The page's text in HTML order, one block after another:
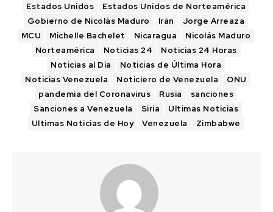
Estados Unidos
Estados Unidos de Norteamérica
Gobierno de Nicolás Maduro
Irán
Jorge Arreaza
MCU
Michelle Bachelet Nicaragua
Nicolás Maduro
Norteamérica
Noticias 24
Noticias 24 Horas
Noticias al Día
Noticias de Última Hora
Noticias Venezuela
Noticiero de Venezuela
ONU
pandemia del Coronavirus
Rusia
sanciones
Sanciones a Venezuela
Siria
Ultimas Noticias
Ultimas Noticias de Hoy
Venezuela Zimbabwe